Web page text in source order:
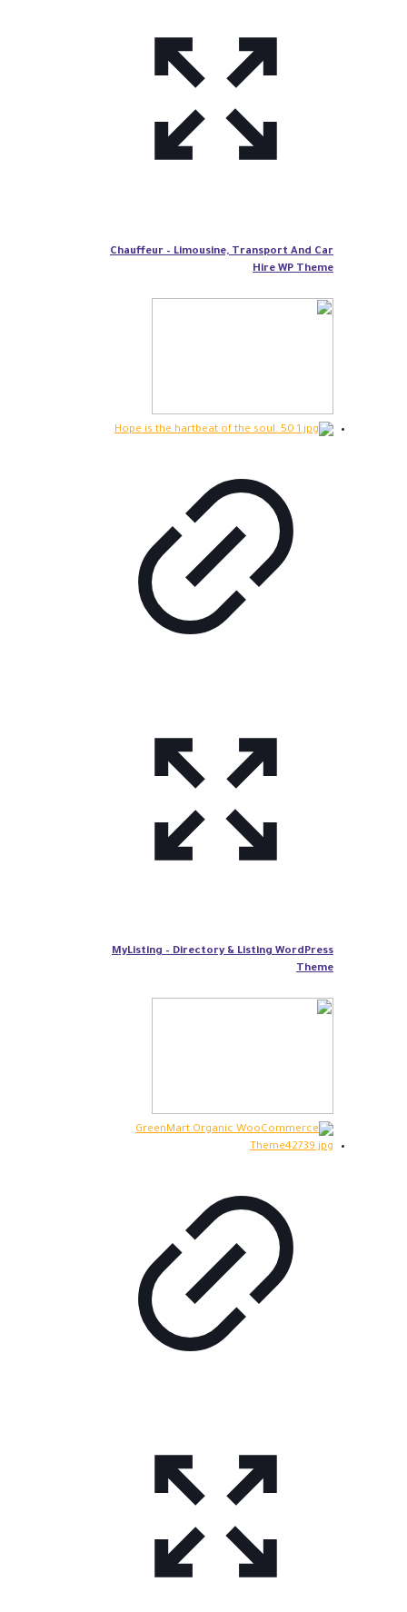
Chauffeur – Limousine, Transport And Car
Hire WP Theme
MyListing – Directory & Listing WordPress
Theme